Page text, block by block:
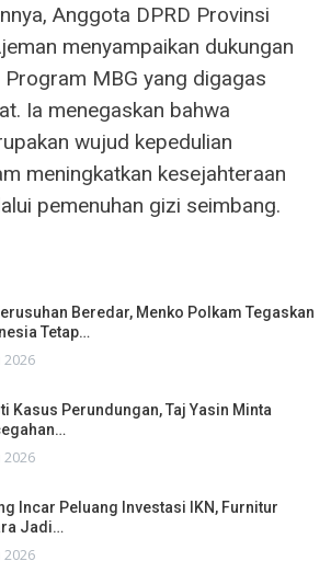
Anggota DPRD Provinsi
menyampaikan dukungan
MBG yang digagas
Ia menegaskan bahwa
wujud kepedulian
meningkatkan kesejahteraan
pemenuhan gizi seimbang.
Beredar, Menko Polkam Tegaskan
Tetap…
2026
Kasus Perundungan, Taj Yasin Minta
2026
Incar Peluang Investasi IKN, Furnitur
Jadi…
2026